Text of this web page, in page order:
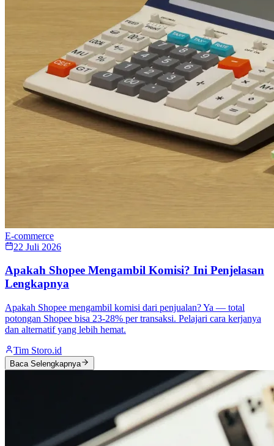
E-commerce
22 Juli 2026
Apakah Shopee Mengambil Komisi? Ini Penjelasan
Lengkapnya
Apakah Shopee mengambil komisi dari penjualan? Ya — total
potongan Shopee bisa 23-28% per transaksi. Pelajari cara kerjanya
dan alternatif yang lebih hemat.
Tim Storo.id
Baca Selengkapnya